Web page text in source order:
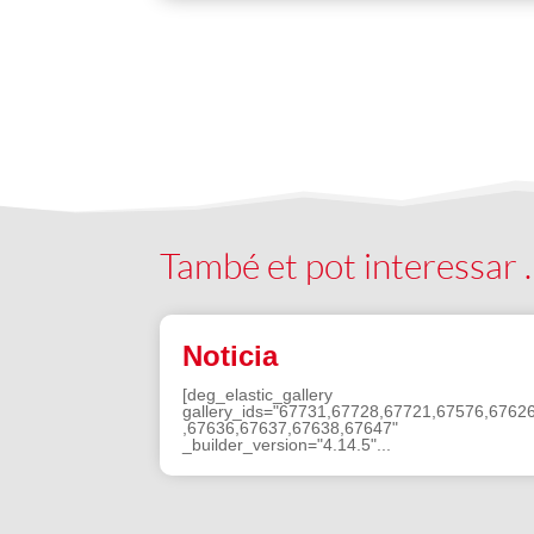
També et pot interessar
Noticia
[deg_elastic_gallery
,67636,67637,67638,67647"
_builder_version="4.14.5"...